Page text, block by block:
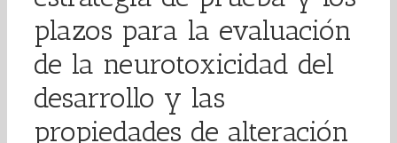
plazos para la evaluación
de la neurotoxicidad del
desarrollo y las
propiedades de alteración